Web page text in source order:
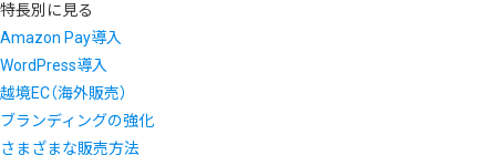
特長別に見る
Amazon Pay導入
WordPress導入
越境EC（海外販売）
ブランディングの強化
さまざまな販売方法